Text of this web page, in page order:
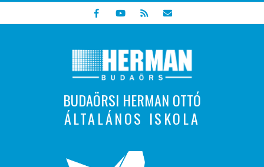
to
BUDAÖRSI HERMAN OTTÓ
ÁLTALÁNOS ISKOLA
Indulunk! Hamarosan újraindul oldalunk!